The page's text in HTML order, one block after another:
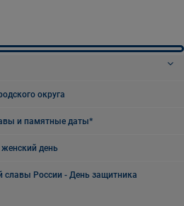
округа
и памятные даты*
день
славы России - День защитника